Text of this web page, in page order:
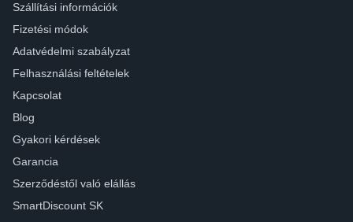
Szállítási információk
Fizetési módok
Adatvédelmi szabályzat
Felhasználási feltételek
Kapcsolat
Blog
Gyakori kérdések
Garancia
Szerződéstől való elállás
SmartDiscount SK